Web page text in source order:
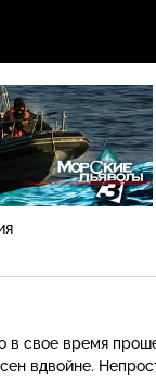
свое время
вдвойне.